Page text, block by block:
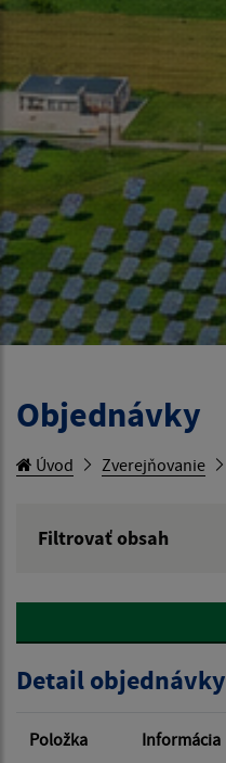
Objednávky
Úvod Zverejňovanie
Filtrovať obsah
Hľadať v:
Detail objednávky
Položka Informácia